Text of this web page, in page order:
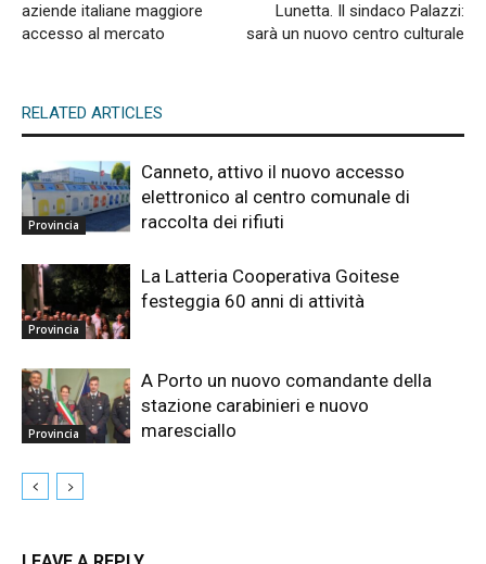
aziende italiane maggiore
accesso al mercato
Lunetta. Il sindaco Palazzi:
sarà un nuovo centro culturale
RELATED ARTICLES
Provincia
Canneto, attivo il nuovo accesso
elettronico al centro comunale di
raccolta dei rifiuti
Provincia
La Latteria Cooperativa Goitese
festeggia 60 anni di attività
Provincia
A Porto un nuovo comandante della
stazione carabinieri e nuovo
maresciallo